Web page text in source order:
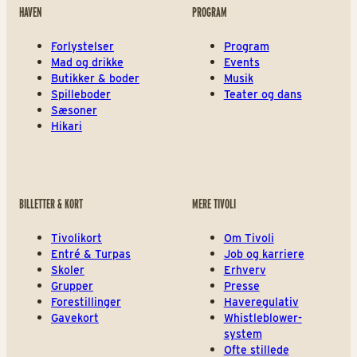
HAVEN
Forlystelser
Mad og drikke
Butikker & boder
Spilleboder
Sæsoner
Hikari
PROGRAM
Program
Events
Musik
Teater og dans
BILLETTER & KORT
Tivolikort
Entré & Turpas
Skoler
Grupper
Forestillinger
Gavekort
MERE TIVOLI
Om Tivoli
Job og karriere
Erhverv
Presse
Haveregulativ
Whistleblower-
system
Ofte stillede